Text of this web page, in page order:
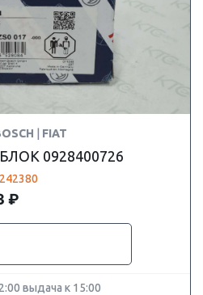
FIAT
0928400726
₽
выдача к 15:00